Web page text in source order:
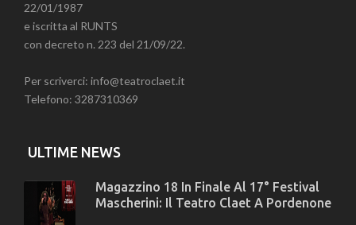
22/01/1987
e iscritta al RUNTS
con decreto n. 223 del 21/09/22.
Per scriverci: info@teatroclaet.it
Telefono: 3287310369
ULTIME NEWS
Magazzino 18 In Finale Al 17° Festival
Mascherini: Il Teatro Claet A Pordenone